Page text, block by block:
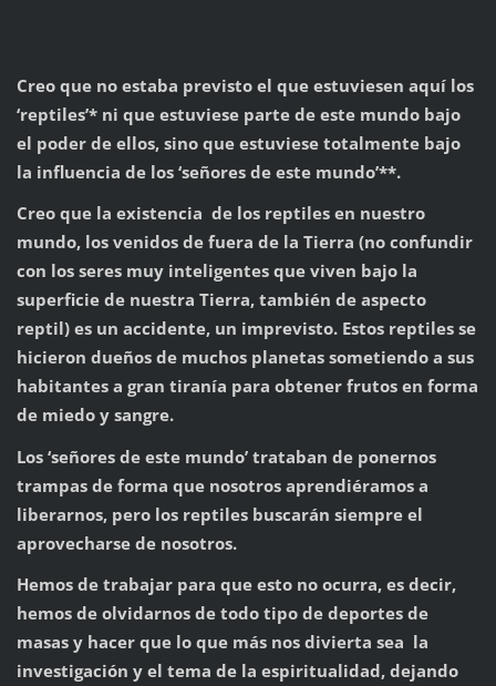
Creo que no estaba previsto el que estuviesen aquí los
‘reptiles’* ni que estuviese parte de este mundo bajo
el poder de ellos, sino que estuviese totalmente bajo
la influencia de los ‘señores de este mundo’**.
Creo que la existencia de los reptiles en nuestro
mundo, los venidos de fuera de la Tierra (no confundir
con los seres muy inteligentes que viven bajo la
superficie de nuestra Tierra, también de aspecto
reptil) es un accidente, un imprevisto. Estos reptiles se
hicieron dueños de muchos planetas sometiendo a sus
habitantes a gran tiranía para obtener frutos en forma
de miedo y sangre.
Los ‘señores de este mundo’ trataban de ponernos
trampas de forma que nosotros aprendiéramos a
liberarnos, pero los reptiles buscarán siempre el
aprovecharse de nosotros.
Hemos de trabajar para que esto no ocurra, es decir,
hemos de olvidarnos de todo tipo de deportes de
masas y hacer que lo que más nos divierta sea la
investigación y el tema de la espiritualidad, dejando